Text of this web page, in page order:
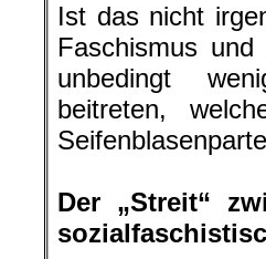
Ist das nicht
Faschismus
unbedingt
beitreten,
Der „Streit“